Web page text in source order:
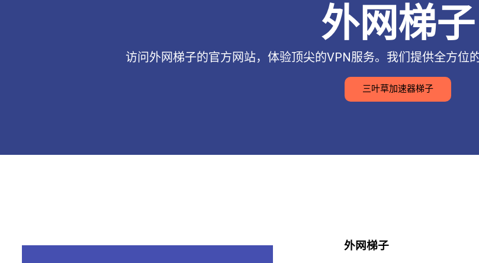
外网梯子
访问外网梯子的官方网站，体验顶尖的VPN服务。我们提供全方位
三叶草加速器梯子
外网梯子